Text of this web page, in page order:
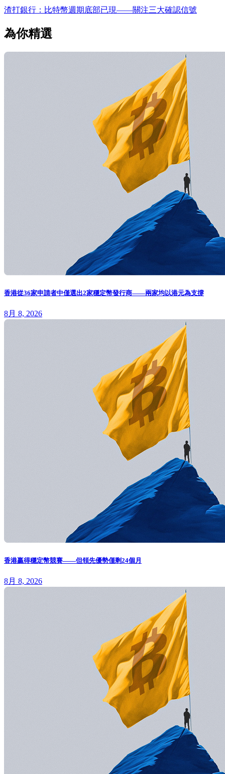
渣打銀行：比特幣週期底部已現——關注三大確認信號
為你精選
香港從36家申請者中僅選出2家穩定幣發行商——兩家均以港元為支撐
8月 8, 2026
香港贏得穩定幣競賽——但領先優勢僅剩24個月
8月 8, 2026